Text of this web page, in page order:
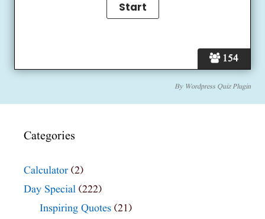
154
By Wordpress Quiz Plugin
Categories
Calculator (2)
Day Special (222)
Inspiring Quotes (21)